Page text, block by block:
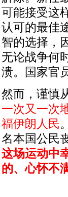
可能接受这
认可的最佳
智的选择，
无论战争何
溃。国家官
然而，谨慎
一次又一次
福伊朗人民
名本国公民
这场运动中
的、心怀不